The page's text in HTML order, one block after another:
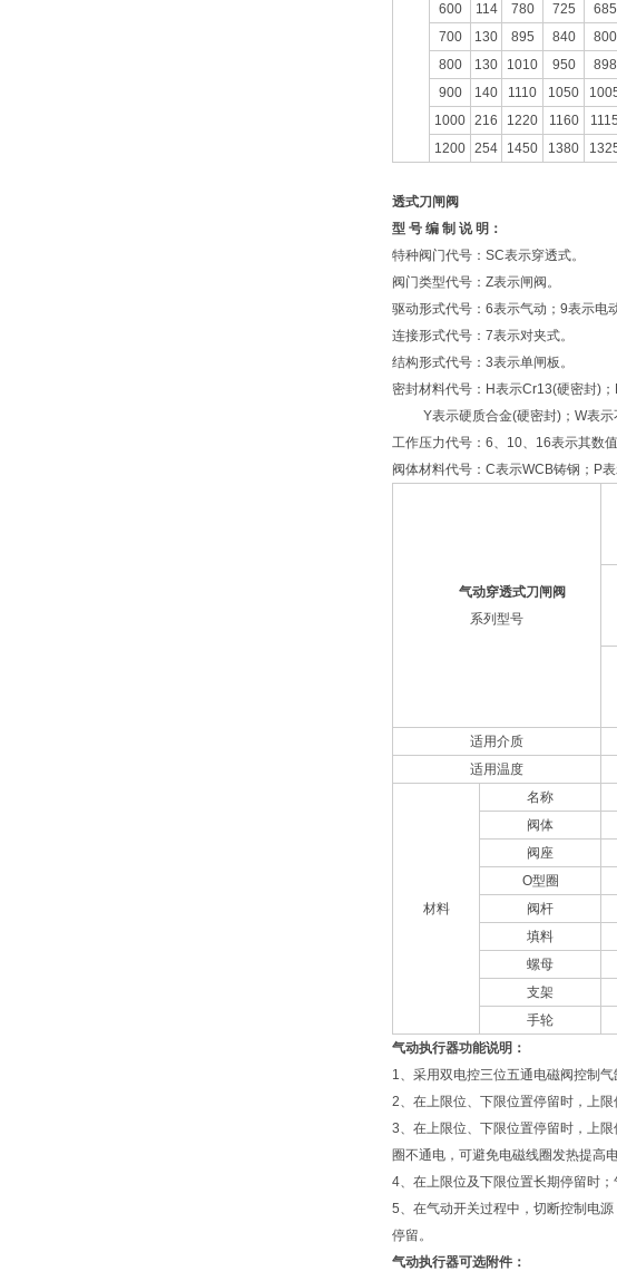
600
114 780 725 685
700
130 895 840 800
800
130 1010 950 898
900
140 1110 1050
1000 216 1220 1160 1115
1200 254 1450 1380
透式刀闸阀
型 号 编 制 说 明：
特种阀门代号：SC表示穿透式。
阀门类型代号：Z表示闸阀。
驱动形式代号：6表示气动；9表示电
连接形式代号：7表示对夹式。
结构形式代号：3表示单闸板。
密封材料代号：H表示Cr13(硬密封)
Y表示硬质合金(硬密封)；W表示
工作压力代号：6、10、16表示其数
阀体材料代号：C表示WCB铸钢；P
气动穿透式刀闸阀
系列型号
适用介质
适用温度
材料
名称
阀体
阀座
O型圈
阀杆
填料
螺母
支架
手轮
气动执行器功能说明：
1、采用双电控三位五通电磁阀控制
2、在上限位、下限位置停留时，上
3、在上限位、下限位置停留时，上
圈不通电，可避免电磁线圈发热提高
4、在上限位及下限位置长期停留时
5、在气动开关过程中，切断控制电
停留。
气动执行器可选附件：